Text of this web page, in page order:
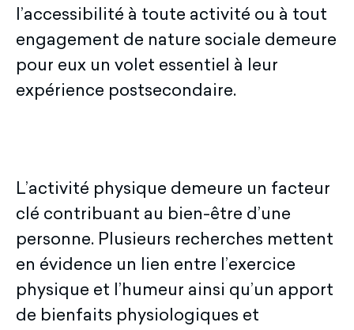
l’accessibilité à toute activité ou à tout
engagement de nature sociale demeure
pour eux un volet essentiel à leur
expérience postsecondaire.
L’activité physique demeure un facteur
clé contribuant au bien-être d’une
personne. Plusieurs recherches mettent
en évidence un lien entre l’exercice
physique et l’humeur ainsi qu’un apport
de bienfaits physiologiques et